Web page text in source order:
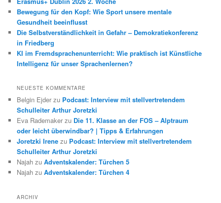
Bewegung für den Kopf: Wie Sport unsere mentale
Gesundheit beeinflusst
Die Selbstverständlichkeit in Gefahr – Demokratiekonferenz
in Friedberg
KI im Fremdsprachenunterricht: Wie praktisch ist Künstliche
Intelligenz für unser Sprachenlernen?
NEUESTE KOMMENTARE
Belgin Ejder zu Podcast: Interview mit stellvertretendem
Schulleiter Arthur Joretzki
Eva Rademaker zu Die 11. Klasse an der FOS – Alptraum
oder leicht überwindbar? | Tipps & Erfahrungen
Joretzki Irene zu Podcast: Interview mit stellvertretendem
Schulleiter Arthur Joretzki
Najah zuAdventskalender: Türchen 5
Najah zuAdventskalender: Türchen 4
ARCHIV